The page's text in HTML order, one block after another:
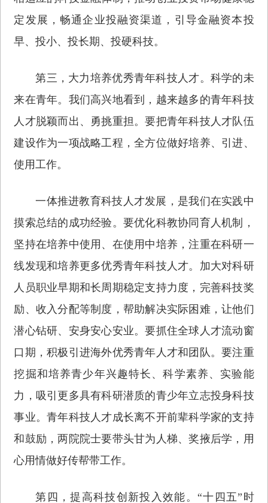
定发展，畅通企业投融资渠道，引导金融资本投
早、投小、投长期、投硬科技。
第三，大力培养优秀青年科技人才。科学的未
来在青年。我们高兴地看到，越来越多的青年科技
人才脱颖而出、勇挑重担。要把青年科技人才队伍
建设作为一项战略工程，全方位做好培养、引进、
使用工作。
一体推进教育科技人才发展，是我们在实践中
摸索总结的成功经验。要优化科教协同育人机制，
坚持在培养中使用、在使用中培养，注重在科研一
线发现和培养更多优秀青年科技人才。加大对科研
人员职业早期和长周期稳定支持力度，完善科技奖
励、收入分配等制度，帮助解决实际困难，让他们
潜心钻研、安身安心安业。要抓住全球人才流动窗
口期，积极引进海外优秀青年人才和团队。要注重
挖掘和培养青少年兴趣特长、科学素养、实验能
力，吸引更多具有科研潜质的青少年立志投身科技
事业。青年科技人才成长离不开前辈科学家的支持
和鼓励，两院院士要带头甘为人梯、奖掖后学，用
心用情做好传帮带工作。
第四，提高科技创新投入效能。“十四五”时